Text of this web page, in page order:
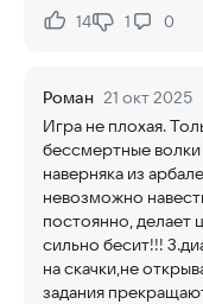
Нравится:
14Не нравится:
1 0
Роман 21 окт 2025
Игра не плохая.
бессмертные волки
наверняка из
невозможно
постоянно, делает
сильно бесит!!!
на скачки,не
задания